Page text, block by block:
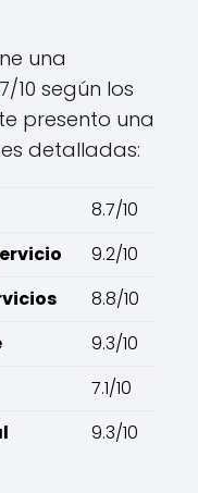
una
10 según los
presento una
detalladas:
8.7/10
9.2/10
8.8/10
9.3/10
7.1/10
9.3/10